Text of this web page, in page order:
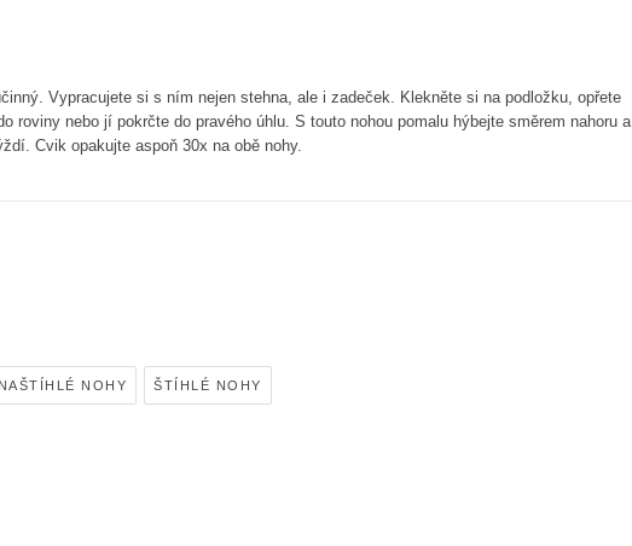
Vypracujete si s ním nejen stehna, ale i zadeček. Klekněte si na podložku, opřete
roviny nebo jí pokrčte do pravého úhlu. S touto nohou pomalu hýbejte směrem nahoru a
Cvik opakujte aspoň 30x na obě nohy.
NOHY ŠTÍHLÉ NOHY